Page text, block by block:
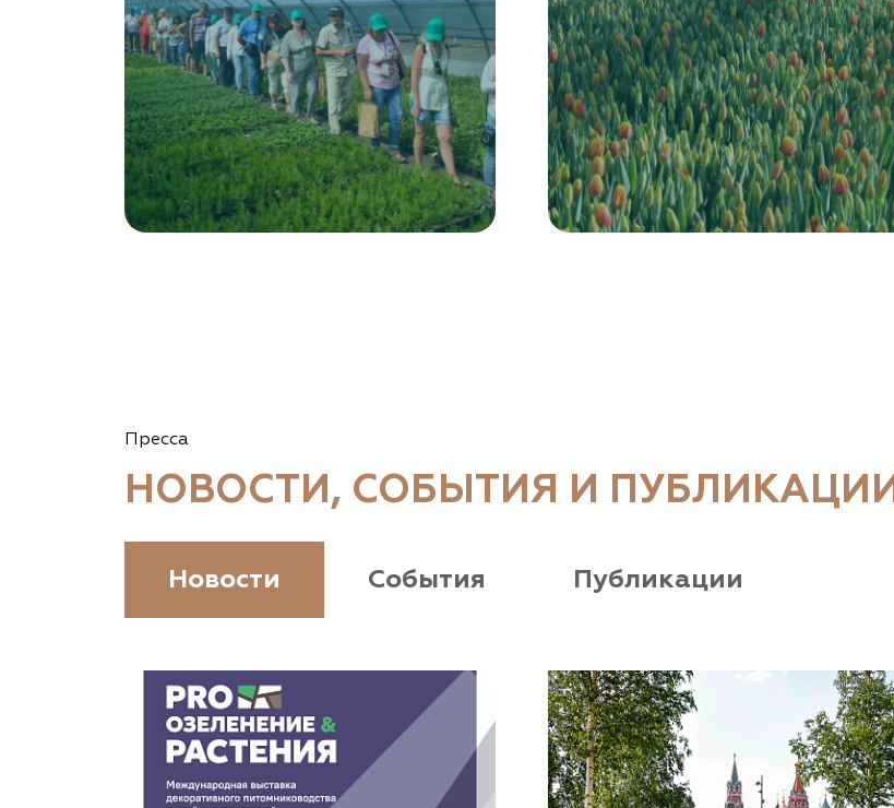
Пресса
НОВОСТИ, СОБЫТИЯ И ПУБЛИКАЦИИ
Новости События Публикации